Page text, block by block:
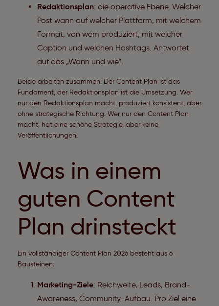
Redaktionsplan: die operative Ebene. Welcher
Post wann auf welcher Plattform, mit welchem
Format, von wem produziert, mit welcher
Caption und welchen Hashtags. Antwortet
auf das „Wann und wie“.
Beide arbeiten zusammen. Der Content Plan ist das
Fundament, der Redaktionsplan ist die Umsetzung. Wer
nur den Redaktionsplan macht, produziert konsistent, aber
ohne strategische Richtung. Wer nur den Content Plan
macht, hat eine schöne Strategie, aber keine
Veröffentlichungen.
Was in einem
guten Content
Plan drinsteckt
Ein vollständiger Content Plan 2026 besteht aus 6
Bausteinen:
Marketing-Ziele: Reichweite, Leads, Brand-
Awareness, Community-Aufbau. Pro Ziel eine